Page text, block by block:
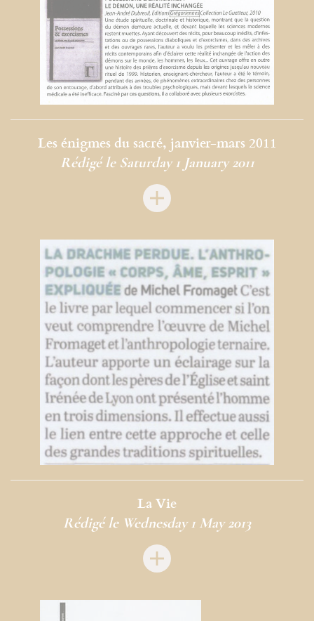
Les énigmes du sacré, janvier-mars 2011
Rédigé le Saturday 1 January 2011
La Vie
Rédigé le Wednesday 1 May 2013